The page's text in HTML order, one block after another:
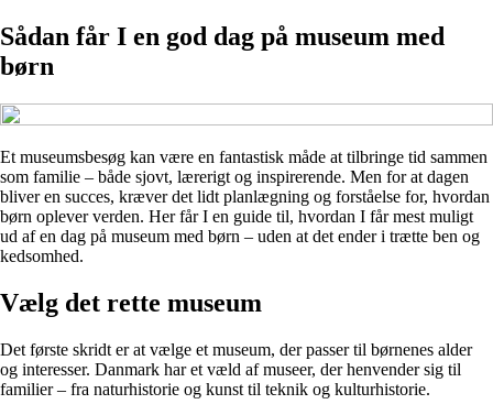
Sådan får I en god dag på museum med
børn
Et museumsbesøg kan være en fantastisk måde at tilbringe tid sammen
som familie – både sjovt, lærerigt og inspirerende. Men for at dagen
bliver en succes, kræver det lidt planlægning og forståelse for, hvordan
børn oplever verden. Her får I en guide til, hvordan I får mest muligt
ud af en dag på museum med børn – uden at det ender i trætte ben og
kedsomhed.
Vælg det rette museum
Det første skridt er at vælge et museum, der passer til børnenes alder
og interesser. Danmark har et væld af museer, der henvender sig til
familier – fra naturhistorie og kunst til teknik og kulturhistorie.